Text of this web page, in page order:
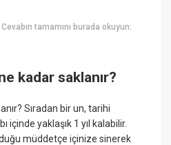
Cevabın tamamını burada okuyun:
kadar saklanır?
Sıradan bir un, tarihi
içinde yaklaşık 1 yıl kalabilir.
müddetçe içinize sinerek